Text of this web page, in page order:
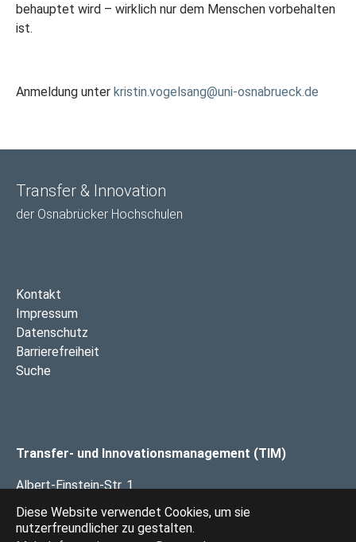
Diese Website verwendet Cookies, um sie
nutzerfreundlicher zu gestalten.
behauptet wird – wirklich nur dem Menschen vorbehalten
ist.
Anmeldung unter kristin.vogelsang@uni-osnabrueck.de
Transfer & Innovation
der Osnabrücker Hochschulen
Kontakt
Impressum
Datenschutz
Barrierefreiheit
Suche
Transfer- und Innovationsmanagement (TIM)
Albert-Einstein-Str. 1
49076 Osnabrück